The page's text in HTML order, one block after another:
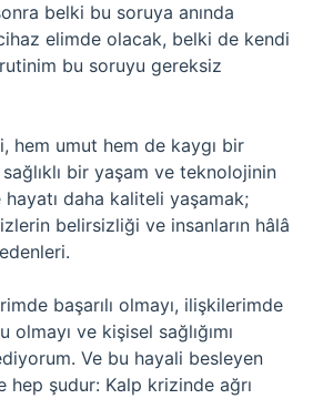
belki bu soruya anında
elimde olacak, belki de kendi
rutinim bu soruyu gereksiz
hem umut hem de kaygı bir
bir yaşam ve teknolojinin
daha kaliteli yaşamak;
belirsizliği ve insanların hâlâ
başarılı olmayı, ilişkilerimde
ve kişisel sağlığımı
Ve bu hayali besleyen
hep şudur: Kalp krizinde ağrı